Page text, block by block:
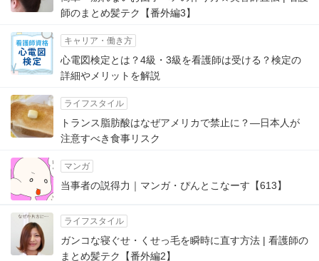
師のまとめ髪テク【番外編3】
キャリア・働き方
心電図検定とは？4級・3級を看護師は受ける？検定の
詳細やメリットを解説
ライフスタイル
トランス脂肪酸はなぜアメリカで禁止に？―日本人が
注意すべき食事リスク
マンガ
当事者の説得力｜マンガ・ぴんとこなーす【613】
ライフスタイル
ガンコな寝ぐせ・くせっ毛を瞬時に直す方法 | 看護師の
まとめ髪テク【番外編2】